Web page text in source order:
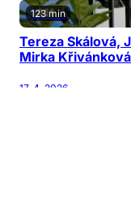
123 min
Tereza Skálová,
Mirka
17. 4. 2026